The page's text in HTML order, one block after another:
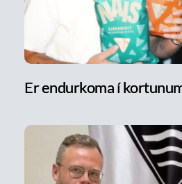
Er endurkoma í